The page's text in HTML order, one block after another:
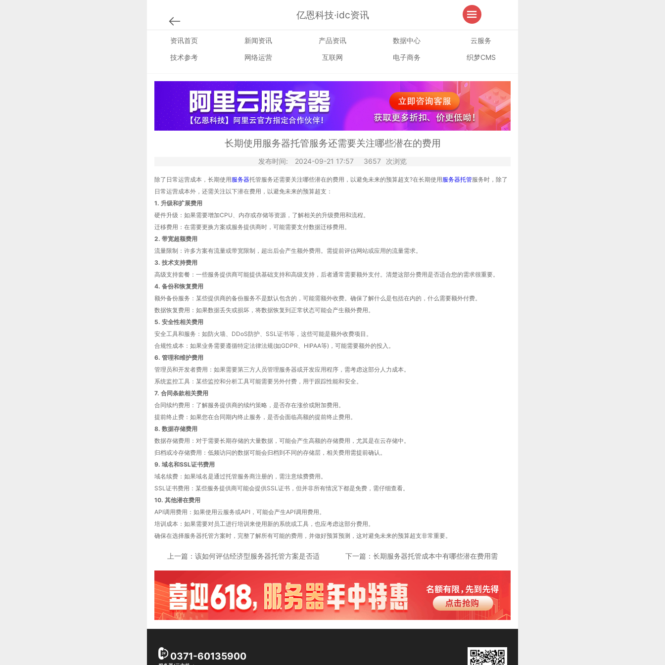
亿恩科技·idc资讯
资讯首页 新闻资讯 产品资讯 数据中心
云服务
技术参考
网络运营 互联网 电子商务 织梦CMS
长期使用服务器托管服务还需要关注哪些潜在的费用
发布时间: 2024-09-21 17:57 3657 次浏览
除了日常运营成本，长期使用服务器托管服务还需要关注哪些潜在的费用，以避免未来的预算超支?在长期使用服务器托管服务时，除了
日常运营成本外，还需关注以下潜在费用，以避免未来的预算超支：
1. 升级和扩展费用
硬件升级：如果需要增加CPU、内存或存储等资源，了解相关的升级费用和流程。
迁移费用：在需要更换方案或服务提供商时，可能需要支付数据迁移费用。
2. 带宽超额费用
流量限制：许多方案有流量或带宽限制，超出后会产生额外费用。需提前评估网站或应用的流量需求。
3. 技术支持费用
高级支持套餐：一些服务提供商可能提供基础支持和高级支持，后者通常需要额外支付。清楚这部分费用是否适合您的需求很重要。
4. 备份和恢复费用
额外备份服务：某些提供商的备份服务不是默认包含的，可能需额外收费。确保了解什么是包括在内的，什么需要额外付费。
数据恢复费用：如果数据丢失或损坏，将数据恢复到正常状态可能会产生额外费用。
5. 安全性相关费用
安全工具和服务：如防火墙、DDoS防护、SSL证书等，这些可能是额外收费项目。
合规性成本：如果业务需要遵循特定法律法规(如GDPR、HIPAA等)，可能需要额外的投入。
6. 管理和维护费用
管理员和开发者费用：如果需要第三方人员管理服务器或开发应用程序，需考虑这部分人力成本。
系统监控工具：某些监控和分析工具可能需要另外付费，用于跟踪性能和安全。
7. 合同条款相关费用
合同续约费用：了解服务提供商的续约策略，是否存在涨价或附加费用。
提前终止费：如果您在合同期内终止服务，是否会面临高额的提前终止费用。
8. 数据存储费用
数据存储费用：对于需要长期存储的大量数据，可能会产生高额的存储费用，尤其是在云存储中。
归档或冷存储费用：低频访问的数据可能会归档到不同的存储层，相关费用需提前确认。
9. 域名和SSL证书费用
域名续费：如果域名是通过托管服务商注册的，需注意续费费用。
SSL证书费用：某些服务提供商可能会提供SSL证书，但并非所有情况下都是免费，需仔细查看。
10. 其他潜在费用
API调用费用：如果使用云服务或API，可能会产生API调用费用。
培训成本：如果需要对员工进行培训来使用新的系统或工具，也应考虑这部分费用。
确保在选择服务器托管方案时，完整了解所有可能的费用，并做好预算预测，这对避免未来的预算超支非常重要。
上一篇： 该如何评估经济型服务器托管方案是否适
下一篇： 长期服务器托管成本中有哪些潜在费用需
0371-60135900